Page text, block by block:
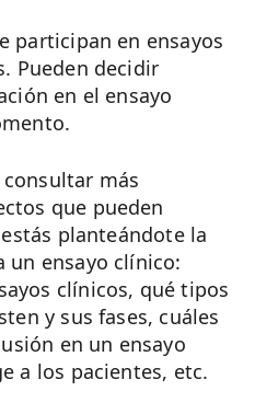
participan en ensayos
Pueden decidir
en el ensayo
más
que pueden
planteándote la
un ensayo clínico:
clínicos, qué tipos
y sus fases, cuáles
en un ensayo
a los pacientes, etc.